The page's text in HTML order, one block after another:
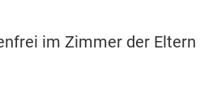
im Zimmer der Eltern